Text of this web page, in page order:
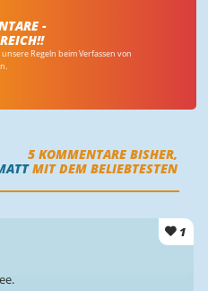
-
Regeln beim Verfassen von
5 KOMMENTARE BISHER,
MIT DEM BELIEBTESTEN
1